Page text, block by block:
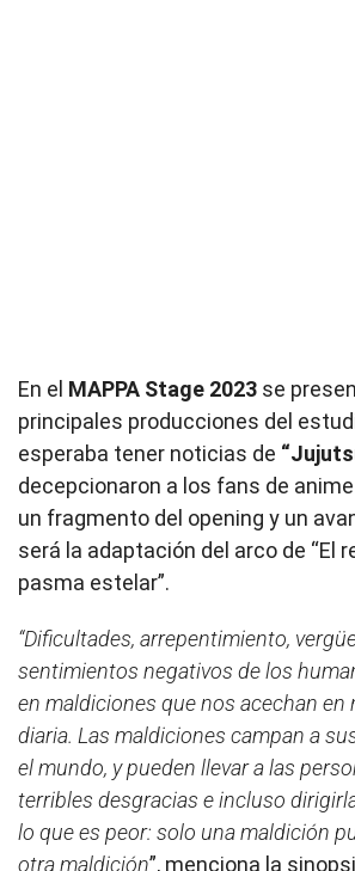
En el MAPPA Stage 2023 se
principales producciones del
esperaba tener noticias de
decepcionaron a los fans de
un fragmento del opening y un
será la adaptación del arco de “El
pasma estelar”.
“Dificultades, arrepentimiento,
sentimientos negativos de los
en maldiciones que nos acechan en
diaria. Las maldiciones campan a
el mundo, y pueden llevar a las
terribles desgracias e incluso
lo que es peor: solo una maldición
otra maldición”, menciona la